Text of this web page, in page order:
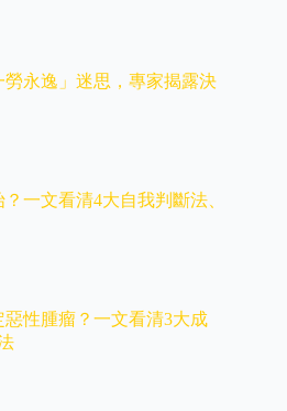
永逸」迷思，專家揭露決
一文看清4大自我判斷法、
性腫瘤？一文看清3大成